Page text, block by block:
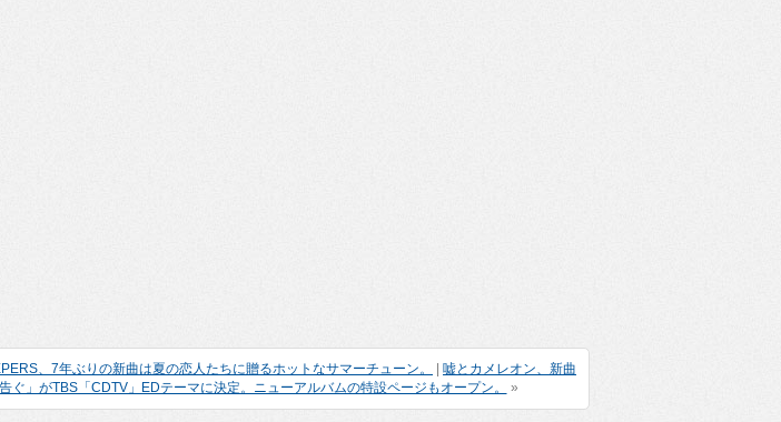
、7年ぶりの新曲は夏の恋人たちに贈るホットなサマーチューン。
嘘とカメレオン、新曲
ぐ」がTBS「CDTV」EDテーマに決定。ニューアルバムの特設ページもオープン。
»